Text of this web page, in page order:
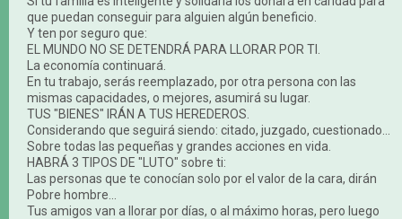
que puedan conseguir para alguien algún beneficio.
Y ten por seguro que:
EL MUNDO NO SE DETENDRÁ PARA LLORAR POR TI.
La economía continuará.
En tu trabajo, serás reemplazado, por otra persona con las
mismas capacidades, o mejores, asumirá su lugar.
TUS "BIENES" IRÁN A TUS HEREDEROS.
Considerando que seguirá siendo: citado, juzgado, cuestionado...
Sobre todas las pequeñas y grandes acciones en vida.
HABRÁ 3 TIPOS DE "LUTO" sobre ti:
Las personas que te conocían solo por el valor de la cara, dirán
Pobre hombre...
Tus amigos van a llorar por días, o al máximo horas, pero luego